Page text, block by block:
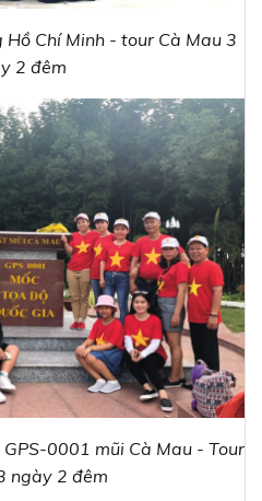
Chí Minh - tour Cà Mau 3
2 đêm
0001 mũi Cà Mau - Tour
ngày 2 đêm